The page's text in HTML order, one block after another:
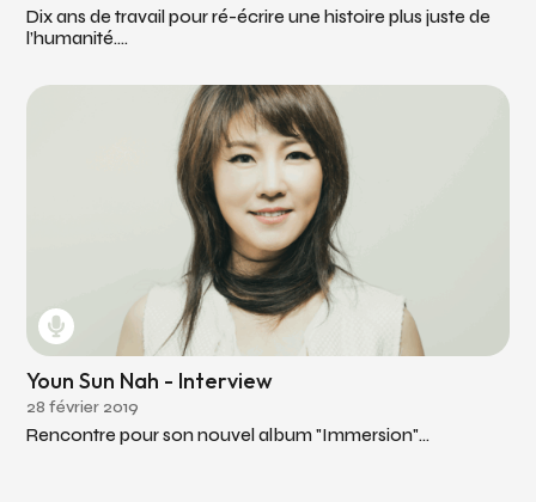
Dix ans de travail pour ré-écrire une histoire plus juste de
l’humanité....
Youn Sun Nah - Interview
28 février 2019
Rencontre pour son nouvel album "Immersion"...